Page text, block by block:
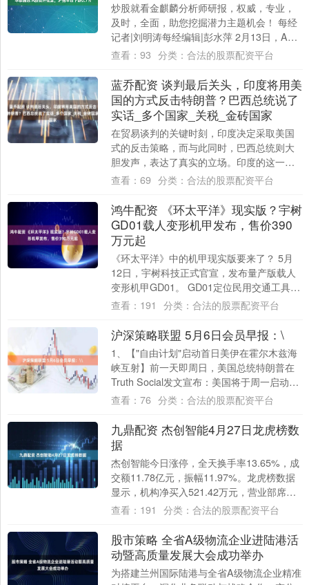
炒股就看金麒麟分析师研报，权威，专业，
及时，全面，助您挖掘潜力主题机会！ 每经
记者|刘明涛每经编辑|彭水萍 2月13日，A股
低开低走，截至上午收盘，上证指数跌0....
查看： 93 分类： 合法的股票配资平台
蓝乔配资 谈判最后关头，印度将用美
国的方式反击特朗普？巴西总统说了
实话_多个国家_关税_金砖国家
在贸易谈判的关键时刻，印度决定采取美国
式的反击策略，而与此同时，巴西总统则大
胆发声，表达了真实的立场。印度的这一举
措究竟传递了什么信号？巴西总统的言论又
查看： 69 分类： 合法的股票配资平台
鸿牛配资 《环太平洋》现实版？宇树
GD01载人变形机甲发布，售价390
万元起
《环太平洋》中的机甲现实版要来了？ 5月
12日，宇树科技正式官宣，发布量产版载人
变形机甲GD01。 GD01定位民用交通工具，
机甲上方设有载人舱位，载人后机甲体....
查看： 191 分类： 合法的股票配资平台
沪深策略联盟 5月6日会员早报：\
1、【"自由计划"启动首日美伊在霍尔木兹海
峡互射】前一天即周日，美国总统特朗普在
Truth Social发文宣布：美国将于周一启动一
项代号为"自由计划"(Pro....
查看： 76 分类： 合法的股票配资平台
九鼎配资 杰创智能4月27日龙虎榜数
据
杰创智能今日涨停，全天换手率13.65%，成
交额11.78亿元，振幅11.97%。龙虎榜数据
显示，机构净买入521.42万元，营业部席位
合计净买入3596.42....
查看： 191 分类： 合法的股票配资平台
股市策略 全省A级物流企业进陆港活
动暨高质量发展大会成功举办
为搭建兰州国际陆港与全省A级物流企业精准